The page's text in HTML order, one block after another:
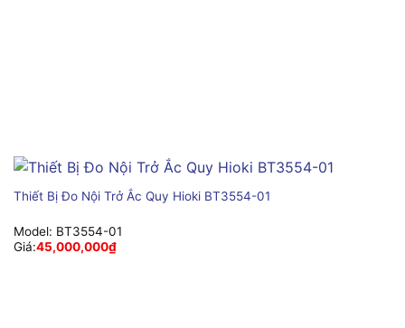
Thiết Bị Đo Nội Trở Ắc Quy Hioki BT3554-01
Model: BT3554-01
Giá:45,000,000₫